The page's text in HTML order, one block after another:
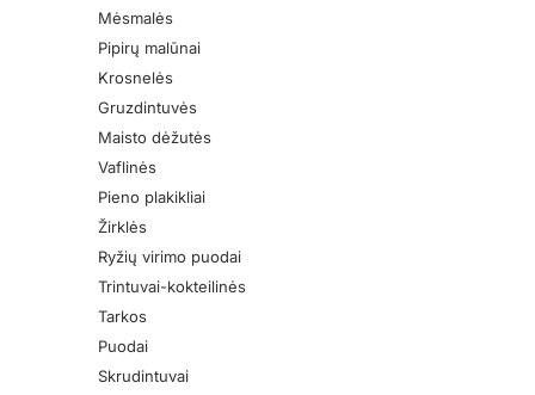
Mėsmalės
Pipirų malūnai
Krosnelės
Gruzdintuvės
Maisto dėžutės
Vaflinės
Pieno plakikliai
Žirklės
Ryžių virimo puodai
Trintuvai-kokteilinės
Tarkos
Puodai
Skrudintuvai